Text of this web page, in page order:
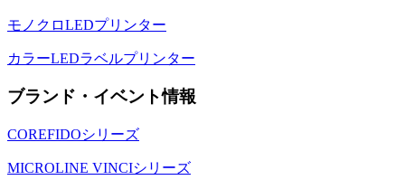
モノクロLEDプリンター
カラーLEDラベルプリンター
ブランド・イベント情報
COREFIDOシリーズ
MICROLINE VINCIシリーズ